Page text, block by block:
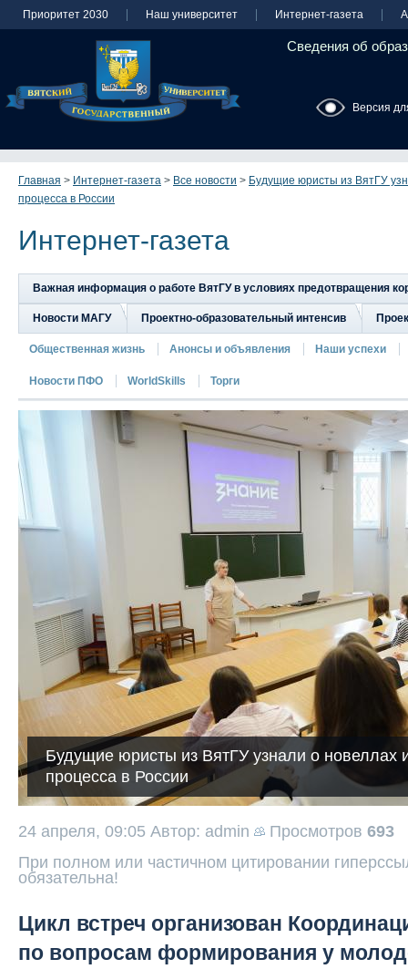
Приоритет 2030 Наш университет Интернет-газета
Сведения об
Версия
Главная > Интернет-газета > Все новости > Будущие юристы из ВятГУ
процесса в России
Интернет-газета
Важная информация о работе ВятГУ в условиях предотвращения
Новости МАГУ Проектно-образовательный интенсив
Общественная жизнь Анонсы и объявления Наши успехи
Новости ПФО WorldSkills Торги
Будущие юристы из ВятГУ узнали о новеллах
процесса в России
24 апреля, 09:05 Автор: admin Просмотров 693
При полном или частичном цитировании
обязательна!
Цикл встреч организован
по вопросам формирования у